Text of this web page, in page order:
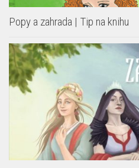
Popy a zahrada | Tip na knihu